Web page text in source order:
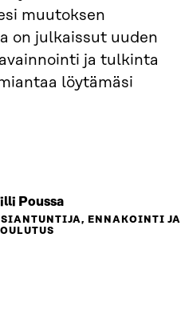
muutoksen
on julkaissut uuden
ja tulkinta
löytämäsi
Poussa
ENNAKOINTI JA